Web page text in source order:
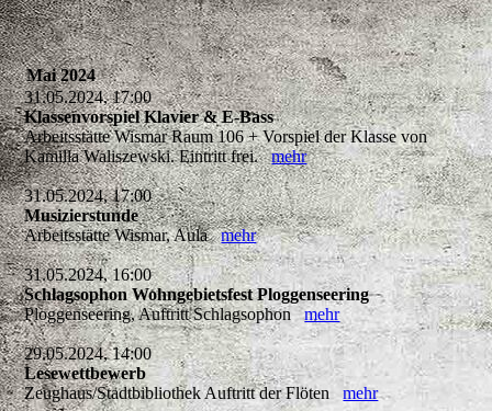
Mai 2024
31.05.2024, 17:00
Klassenvorspiel Klavier & E-Bass
Arbeitsstätte Wismar Raum 106 + Vorspiel der Klasse von
Kamilla Waliszewski. Eintritt frei.mehr
31.05.2024, 17:00
Musizierstunde
Arbeitsstätte Wismar, Aulamehr
31.05.2024, 16:00
Schlagsophon Wohngebietsfest Ploggenseering
Ploggenseering, Auftritt Schlagsophonmehr
29.05.2024, 14:00
Lesewettbewerb
Zeughaus/Stadtbibliothek Auftritt der Flötenmehr